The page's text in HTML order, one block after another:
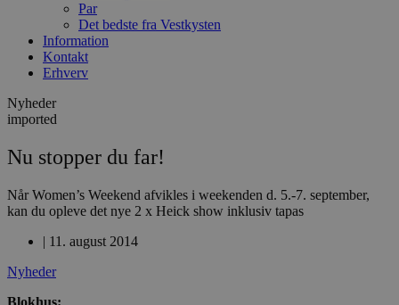
Par
Det bedste fra Vestkysten
Information
Kontakt
Erhverv
Nyheder
imported
Nu stopper du far!
Når Women’s Weekend afvikles i weekenden d. 5.-7. september,
kan du opleve det nye 2 x Heick show inklusiv tapas
| 11. august 2014
Nyheder
Blokhus: